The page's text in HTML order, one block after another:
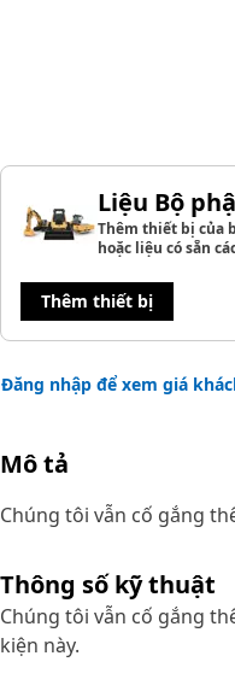
Liệu Bộ
Thêm thiết bị của
hoặc liệu có sẵn
Thêm thiết bị
Đăng nhập để xem giá
Mô tả
Chúng tôi vẫn cố gắng
Thông số kỹ thuật
Chúng tôi vẫn cố gắng
kiện này.